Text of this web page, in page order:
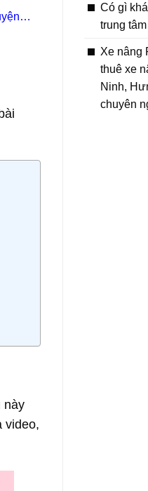
này
video,
Có gì
trung
Xe nâng
thuê xe
Ninh,
chuyên